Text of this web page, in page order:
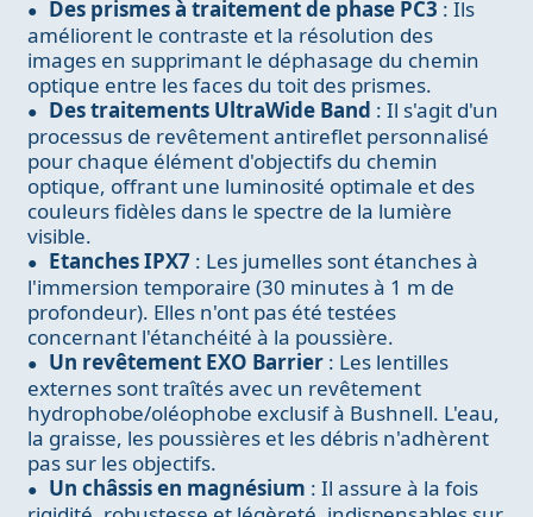
Des prismes à traitement de phase PC3 : Ils
améliorent le contraste et la résolution des
images en supprimant le déphasage du chemin
optique entre les faces du toit des prismes.
Des traitements UltraWide Band : Il s'agit d'un
processus de revêtement antireflet personnalisé
pour chaque élément d'objectifs du chemin
optique, offrant une luminosité optimale et des
couleurs fidèles dans le spectre de la lumière
visible.
Etanches IPX7: Les jumelles sont étanches à
l'immersion temporaire (30 minutes à 1 m de
profondeur). Elles n'ont pas été testées
concernant l'étanchéité à la poussière.
Un revêtement EXO Barrier: Les lentilles
externes sont traîtés avec un revêtement
hydrophobe/oléophobe exclusif à Bushnell. L'eau,
la graisse, les poussières et les débris n'adhèrent
pas sur les objectifs.
Un châssis en magnésium : Il assure à la fois